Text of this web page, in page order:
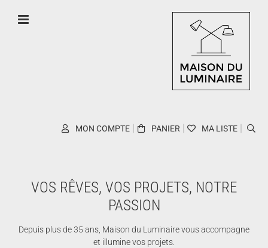
MON COMPTE PANIER MA LISTE
VOS RÊVES, VOS PROJETS, NOTRE
PASSION
Depuis plus de 35 ans, Maison du Luminaire vous accompagne
et illumine vos projets.